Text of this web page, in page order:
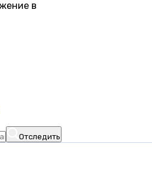
в
Отследить